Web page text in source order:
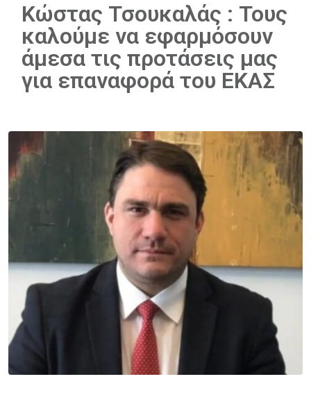
Κώστας Τσουκαλάς : Τους
καλούμε να εφαρμόσουν
άμεσα τις προτάσεις μας
για επαναφορά του ΕΚΑΣ